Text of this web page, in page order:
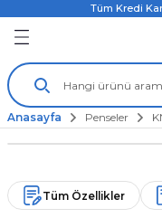
Tüm Kredi
Anasayfa Penseler
Tüm Özellikler